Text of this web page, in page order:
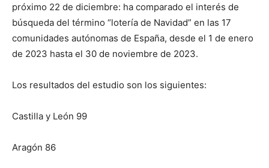
próximo 22 de diciembre: ha comparado el interés de
búsqueda del término “lotería de Navidad” en las 17
comunidades autónomas de España, desde el 1 de enero
de 2023 hasta el 30 de noviembre de 2023.
Los resultados del estudio son los siguientes:
Castilla y León 99
Aragón 86